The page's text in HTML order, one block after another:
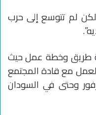
لم تتوسع إلى حرب
طريق وخطة عمل حيث
مع قادة المجتمع
وحتى في السودان